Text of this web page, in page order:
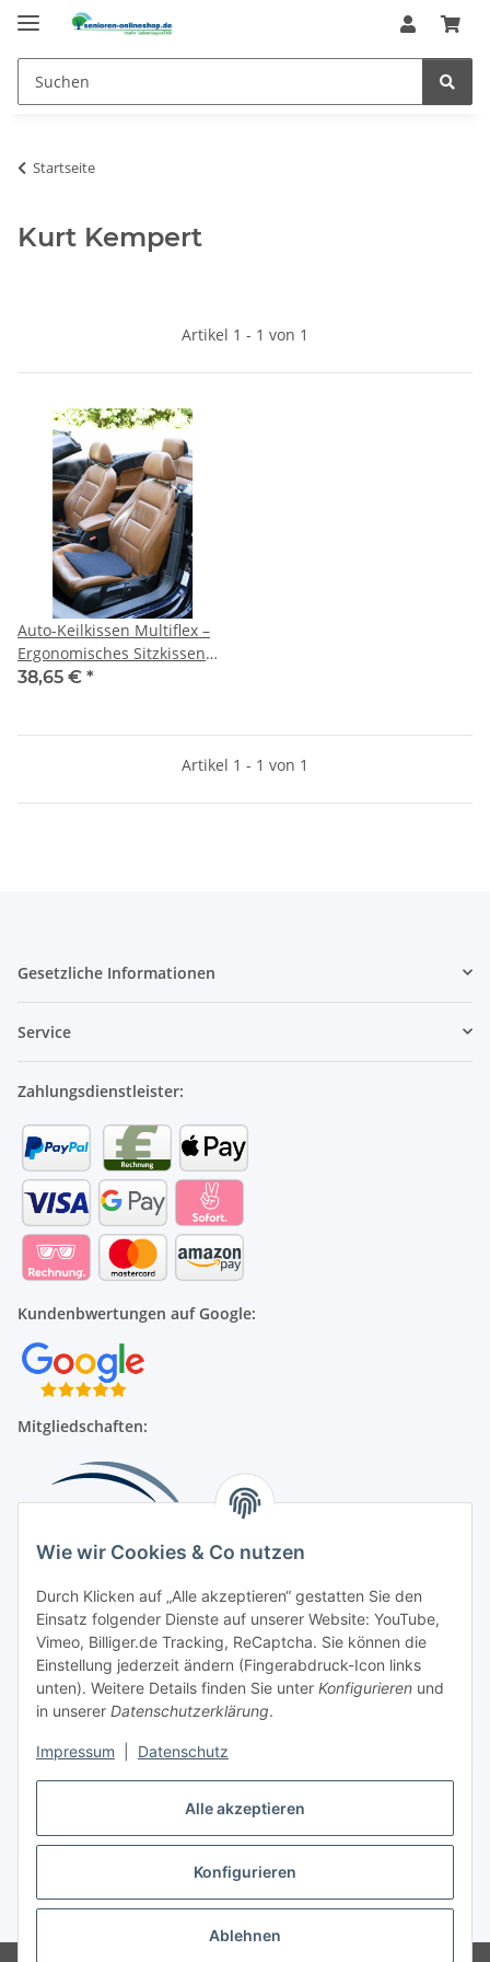
Alle akzeptieren
Konfigurieren
Ablehnen
Wie wir Cookies & Co nutzen
Durch Klicken auf „Alle akzeptieren“ gestatten Sie den
Einsatz folgender Dienste auf unserer Website: YouTube,
Vimeo, Billiger.de Tracking, ReCaptcha. Sie können die
Einstellung jederzeit ändern (Fingerabdruck-Icon links
unten). Weitere Details finden Sie unter Konfigurieren und
in unserer Datenschutzerklärung.
Impressum Datenschutz
Startseite
Kurt Kempert
Artikel 1 - 1 von 1
Auto-Keilkissen Multiflex –
Ergonomisches Sitzkissen
für Komfort und Sicherheit
38,65 € *
Artikel 1 - 1 von 1
Gesetzliche Informationen
Service
Zahlungsdienstleister:
Kundenbwertungen auf Google:
Mitgliedschaften:
Beliebte Kategorien
Kompressionsversorgung
* Alle Preise inkl. gesetzlicher USt., zzgl.Versand